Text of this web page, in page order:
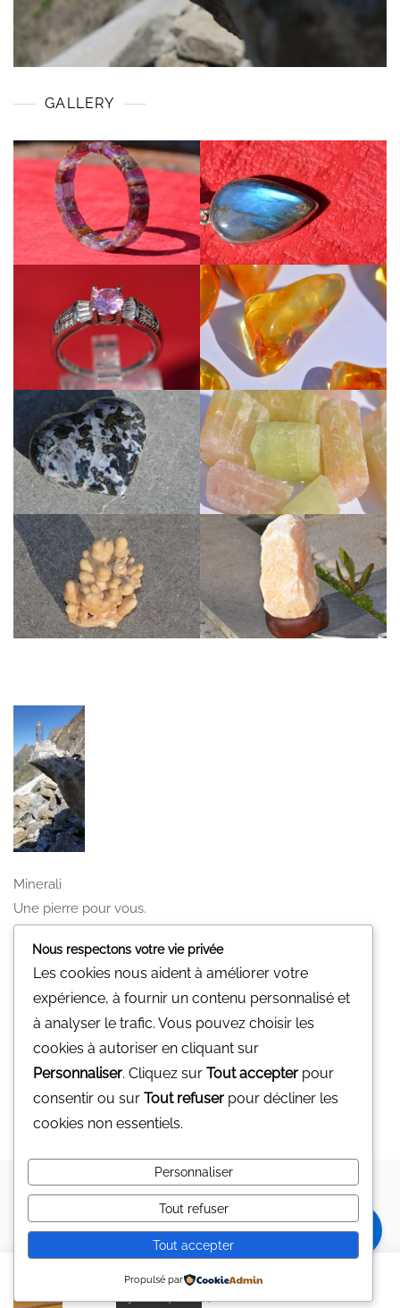
GALLERY
Minerali
Une pierre pour vous.
Nous n'avons pas de magasin physique
Vous pouvez nous contacter par mail
gp@minerali.beou au 0455.17.55.84
Facebook
Facebook
Copyright © 2024 MINERALIMINERALI
Mes souhaits
Jade Néphrite Bracelet € 20,00
Ajouter au panier
Nous respectons votre vie privée
Les cookies nous aident à améliorer votre
expérience, à fournir un contenu personnalisé et
à analyser le trafic. Vous pouvez choisir les
cookies à autoriser en cliquant sur
Personnaliser. Cliquez sur Tout accepter pour
consentir ou sur Tout refuser pour décliner les
cookies non essentiels.
Personnaliser
Tout refuser
Tout accepter
Propulsé par